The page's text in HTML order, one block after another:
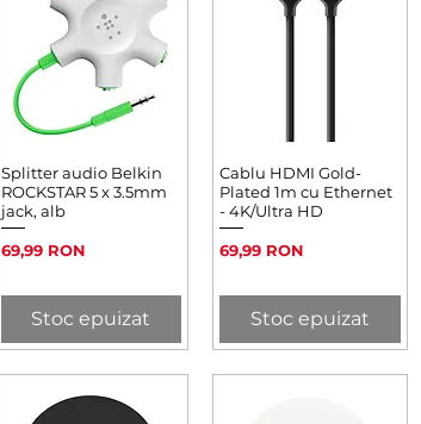
Afișare rapidă
Splitter audio Belkin
ROCKSTAR 5 x 3.5mm
jack, alb
Preț
69,99 RON
Stoc epuizat
Afișare rapidă
Cablu HDMI Gold-
Plated 1m cu Ethernet
- 4K/Ultra HD
Preț
69,99 RON
Stoc epuizat